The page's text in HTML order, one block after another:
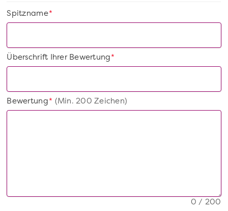
*
Spitzname
*
Überschrift Ihrer Bewertung
*
Bewertung(Min. 200 Zeichen)
0 / 200